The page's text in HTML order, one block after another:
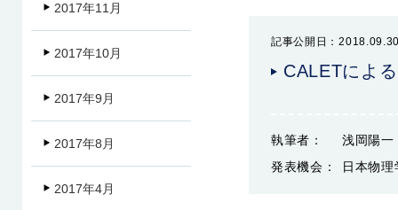
記事公開日：
CALETによ
執筆者：
浅岡陽一
発表機会：
日本物
2017年11月
2017年10月
2017年9月
2017年8月
2017年4月